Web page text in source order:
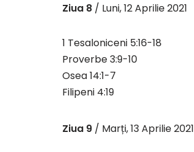
Ziua 8 / Luni, 12 Aprilie 2021
1 Tesaloniceni 5:16-18
Proverbe 3:9-10
Osea 14:1-7
Filipeni 4:19
Ziua 9 / Marți, 13 Aprilie 2021